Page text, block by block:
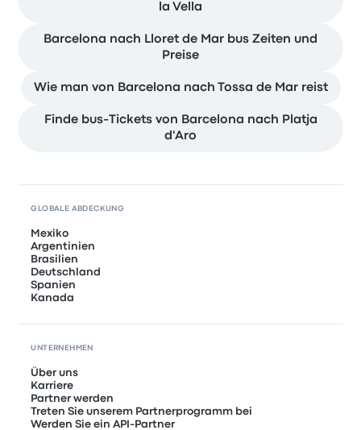
la Vella
Barcelona nach Lloret de Mar bus Zeiten und
Preise
Wie man von Barcelona nach Tossa de Mar reist
Finde bus-Tickets von Barcelona nach Platja
d'Aro
GLOBALE ABDECKUNG
Mexiko
Argentinien
Brasilien
Deutschland
Spanien
Kanada
UNTERNEHMEN
Über uns
Karriere
Partner werden
Treten Sie unserem Partnerprogramm bei
Werden Sie ein API-Partner